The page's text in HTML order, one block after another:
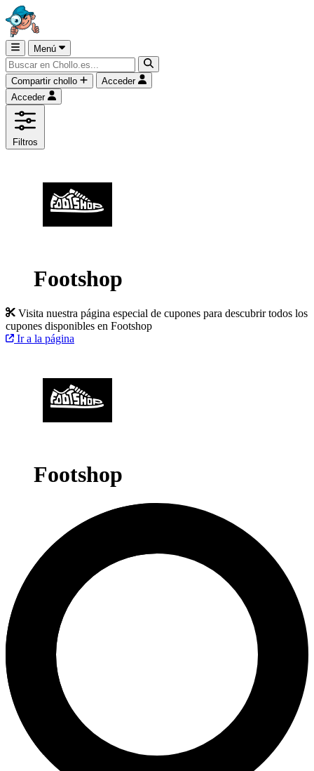
Menú
Compartir chollo
Acceder
Acceder
Filtros
Footshop
Visita nuestra página especial de cupones para descubrir todos los
cupones disponibles en Footshop
Ir a la página
Footshop